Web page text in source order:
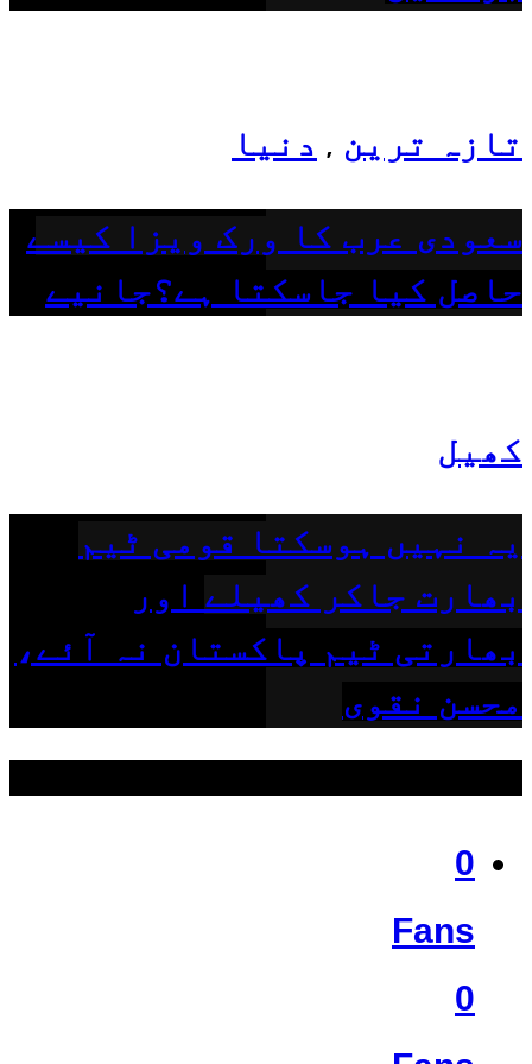
تازہ ترین , دنیا
سعودی عرب کا ورک ویزا کیسے
حاصل کیا جاسکتا ہے؟جانیے
کھیل
یہ نہیں ہوسکتا قومی ٹیم
بھارت جاکر کھیلے اور
بھارتی ٹیم پاکستان نہ آئے،
محسن نقوی
0
Fans
0